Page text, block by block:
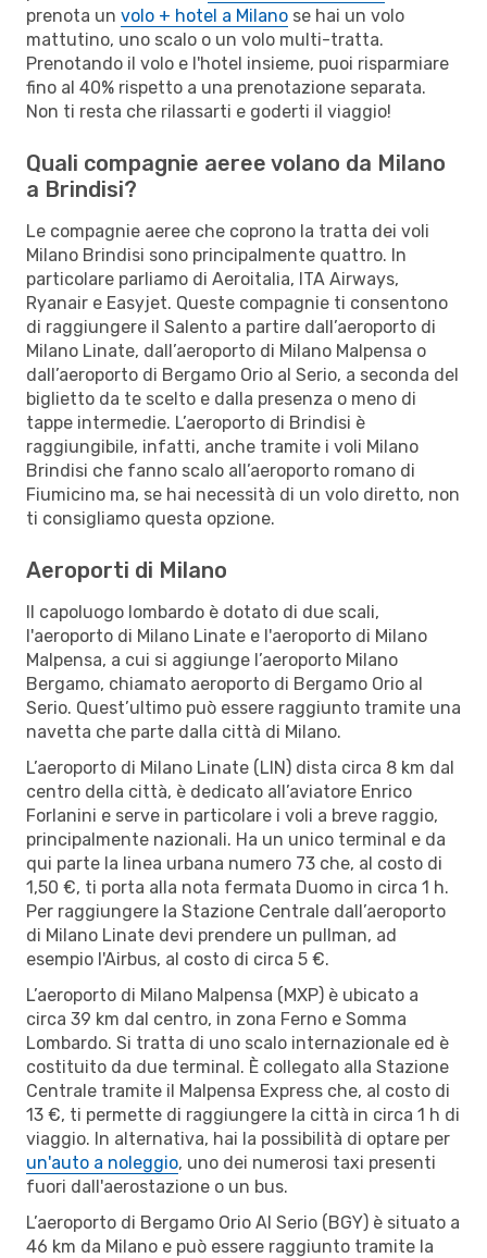
prenota un volo + hotel a Milano se hai un volo
mattutino, uno scalo o un volo multi-tratta.
Prenotando il volo e l'hotel insieme, puoi risparmiare
fino al 40% rispetto a una prenotazione separata.
Non ti resta che rilassarti e goderti il viaggio!
Quali compagnie aeree volano da Milano
a Brindisi?
Le compagnie aeree che coprono la tratta dei voli
Milano Brindisi sono principalmente quattro. In
particolare parliamo di Aeroitalia, ITA Airways,
Ryanair e Easyjet. Queste compagnie ti consentono
di raggiungere il Salento a partire dall’aeroporto di
Milano Linate, dall’aeroporto di Milano Malpensa o
dall’aeroporto di Bergamo Orio al Serio, a seconda del
biglietto da te scelto e dalla presenza o meno di
tappe intermedie. L’aeroporto di Brindisi è
raggiungibile, infatti, anche tramite i voli Milano
Brindisi che fanno scalo all’aeroporto romano di
Fiumicino ma, se hai necessità di un volo diretto, non
ti consigliamo questa opzione.
Aeroporti di Milano
Il capoluogo lombardo è dotato di due scali,
l'aeroporto di Milano Linate e l'aeroporto di Milano
Malpensa, a cui si aggiunge l’aeroporto Milano
Bergamo, chiamato aeroporto di Bergamo Orio al
Serio. Quest’ultimo può essere raggiunto tramite una
navetta che parte dalla città di Milano.
L’aeroporto di Milano Linate (LIN) dista circa 8 km dal
centro della città, è dedicato all’aviatore Enrico
Forlanini e serve in particolare i voli a breve raggio,
principalmente nazionali. Ha un unico terminal e da
qui parte la linea urbana numero 73 che, al costo di
1,50 €, ti porta alla nota fermata Duomo in circa 1 h.
Per raggiungere la Stazione Centrale dall’aeroporto
di Milano Linate devi prendere un pullman, ad
esempio l'Airbus, al costo di circa 5 €.
L’aeroporto di Milano Malpensa (MXP) è ubicato a
circa 39 km dal centro, in zona Ferno e Somma
Lombardo. Si tratta di uno scalo internazionale ed è
costituito da due terminal. È collegato alla Stazione
Centrale tramite il Malpensa Express che, al costo di
13 €, ti permette di raggiungere la città in circa 1 h di
viaggio. In alternativa, hai la possibilità di optare per
un'auto a noleggio, uno dei numerosi taxi presenti
fuori dall'aerostazione o un bus.
L’aeroporto di Bergamo Orio Al Serio (BGY) è situato a
46 km da Milano e può essere raggiunto tramite la